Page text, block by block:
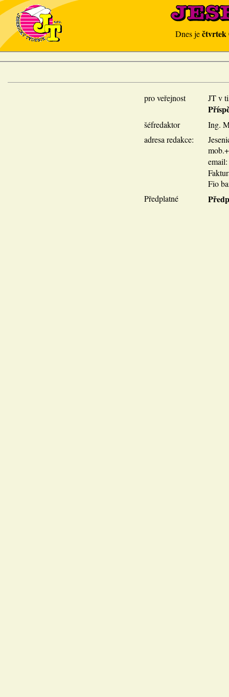
Dnes ječtvrtek
pro veřejnost JT v
šéfredaktor
Ing.
adresa redakce:
email:
Fio
Předplatné